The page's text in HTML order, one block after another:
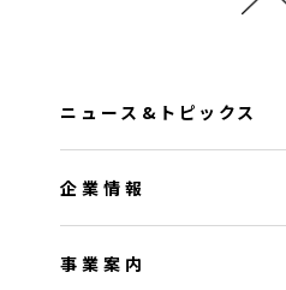
ニュース&トピックス
企業情報
事業案内